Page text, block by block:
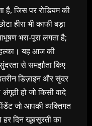
जिस पर रोडियम की
हीरा भी काफी बड़ा
भरा-पूरा लगता है;
हल्का। यह आज की
से समझौता किए
डिज़ाइन और सुंदर
हो जो किसी वादे
जो आपकी व्यक्तिगत
दिन खूबसूरती का